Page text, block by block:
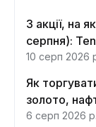
3 акції, на
серпня):
10 серп 2026
Як
золото,
6 серп 2026 р.